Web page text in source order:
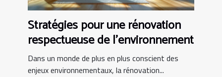
Stratégies pour une rénovation
respectueuse de l'environnement
Dans un monde de plus en plus conscient des
enjeux environnementaux, la rénovation...